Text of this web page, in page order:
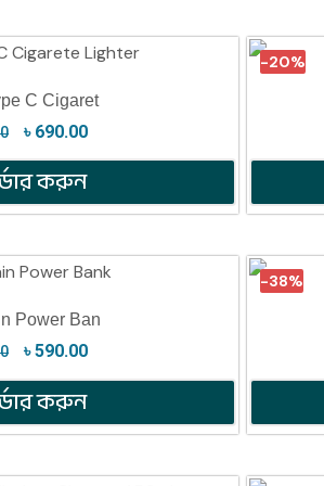
C Cigaret
৳ 690.00
করুন
-20%
Power Ban
৳590.00
করুন
-38%